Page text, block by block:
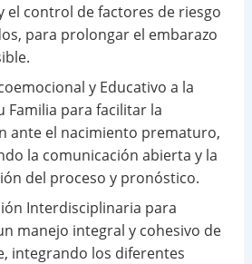
el control de factores de riesgo
para prolongar el embarazo
y Educativo a la
Familia para facilitar la
ante el nacimiento prematuro,
la comunicación abierta y la
del proceso y pronóstico.
Interdisciplinaria para
manejo integral y cohesivo de
integrando los diferentes